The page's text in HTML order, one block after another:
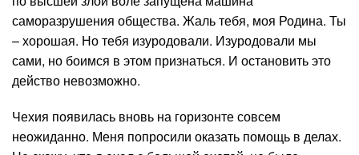
саморазрушения общества. Жаль тебя, моя Родина. Ты
– хорошая. Но тебя изуродовали. Изуродовали мы
сами, но боимся в этом признаться. И остановить это
действо невозможно.
Чехия появилась вновь на горизонте совсем
неожиданно. Меня попросили оказать помощь в делах.